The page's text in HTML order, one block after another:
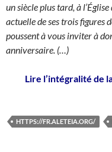
un siècle plus tard, à
actuelle de ses trois figures
poussent à vous inviter à
anniversaire. (…)
Lire l’intégralité de
HTTPS://FR.ALETEIA.ORG/